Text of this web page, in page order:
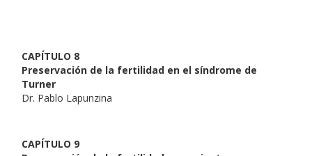
CAPÍTULO 8
Preservación de la fertilidad en el síndrome de
Turner
Dr. Pablo Lapunzina
CAPÍTULO 9